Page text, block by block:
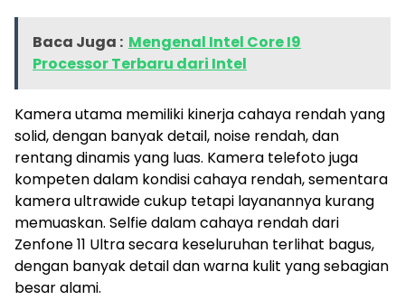
Baca Juga : Mengenal Intel Core I9
Processor Terbaru dari Intel
Kamera utama memiliki kinerja cahaya rendah yang
solid, dengan banyak detail, noise rendah, dan
rentang dinamis yang luas. Kamera telefoto juga
kompeten dalam kondisi cahaya rendah, sementara
kamera ultrawide cukup tetapi layanannya kurang
memuaskan. Selfie dalam cahaya rendah dari
Zenfone 11 Ultra secara keseluruhan terlihat bagus,
dengan banyak detail dan warna kulit yang sebagian
besar alami.